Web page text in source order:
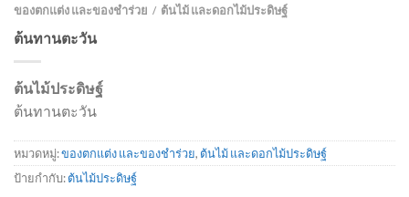
ของตกแต่ง และของชำร่วย / ต้นไม้ และดอกไม้ประดิษฐ์
ต้นทานตะวัน
ต้นไม้ประดิษฐ์
ต้นทานตะวัน
หมวดหมู่:ของตกแต่ง และของชำร่วย, ต้นไม้ และดอกไม้ประดิษฐ์
ป้ายกำกับ:ต้นไม้ประดิษฐ์